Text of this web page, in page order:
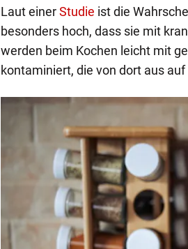
Laut einerStudie ist die
besonders hoch, dass sie mit
werden beim Kochen leicht mit
kontaminiert, die von dort aus